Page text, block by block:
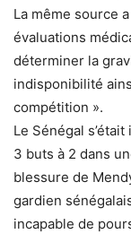
La même source
évaluations
déterminer la
indisponibilité
compétition ».
Le Sénégal
3 buts à 2 dans
blessure de
gardien
incapable de